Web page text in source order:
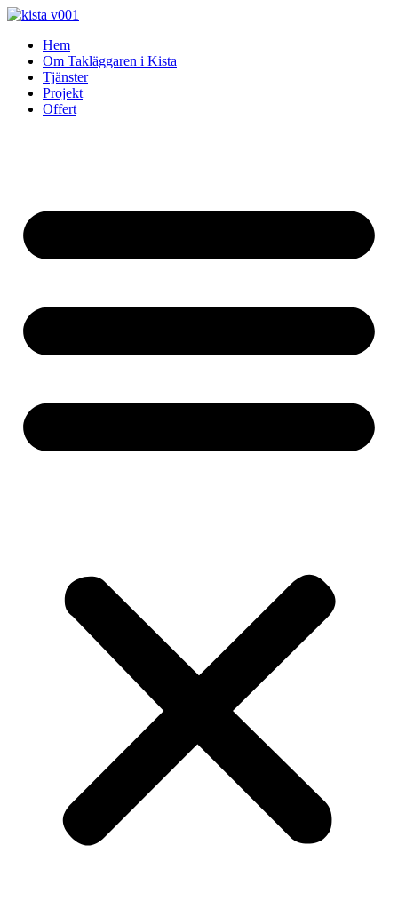
Skip
contentHem
Om Takläggaren i Kista
Tjänster
Projekt
Offert